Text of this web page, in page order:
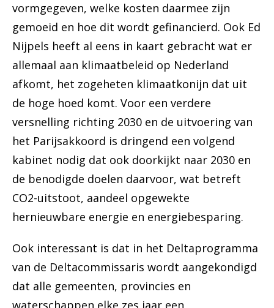
vormgegeven, welke kosten daarmee zijn
gemoeid en hoe dit wordt gefinancierd. Ook Ed
Nijpels heeft al eens in kaart gebracht wat er
allemaal aan klimaatbeleid op Nederland
afkomt, het zogeheten klimaatkonijn dat uit
de hoge hoed komt. Voor een verdere
versnelling richting 2030 en de uitvoering van
het Parijsakkoord is dringend een volgend
kabinet nodig dat ook doorkijkt naar 2030 en
de benodigde doelen daarvoor, wat betreft
CO2-uitstoot, aandeel opgewekte
hernieuwbare energie en energiebesparing.
Ook interessant is dat in het Deltaprogramma
van de Deltacommissaris wordt aangekondigd
dat alle gemeenten, provincies en
waterschappen elke zes jaar een